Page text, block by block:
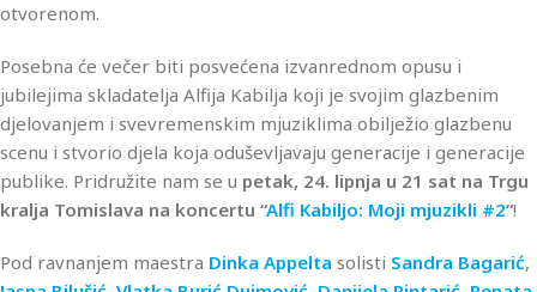
otvorenom.
Posebna će večer biti posvećena izvanrednom opusu i
jubilejima skladatelja Alfija Kabilja koji je svojim glazbenim
djelovanjem i svevremenskim mjuziklima obilježio glazbenu
scenu i stvorio djela koja oduševljavaju generacije i generacije
publike. Pridružite nam se u petak, 24. lipnja u 21 sat na Trgu
kralja Tomislava na koncertu “Alfi Kabiljo: Moji mjuzikli #2“!
Pod ravnanjem maestra Dinka Appelta solisti Sandra Bagarić,